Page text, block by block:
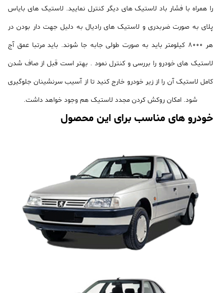
را همراه با فشار باد لاستیک های دیگر کنترل نمایید. لاستیک های بایاس
پلای به صورت ضربدری و لاستیک های رادیال به دلیل جهت دار بودن در
هر 8000 کیلومتر باید به صورت طولی جابه جا شوند. باید مرتبا عمق آج
لاستیک های خودرو را بررسی و کنترل نمود . بهتر است قبل از صاف شدن
کامل لاستیک آن را از زیر خودرو خارج کنید تا از آسیب سرنشینان جلوگیری
شود. امکان روکش کردن مجدد لاستیک هم وجود خواهد داشت.
خودرو های مناسب برای این محصول